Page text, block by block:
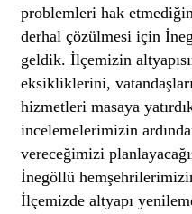
problemleri hak
derhal çözülmesi için
geldik. İlçemizin
eksikliklerini,
hizmetleri masaya
incelemelerimizin
vereceğimizi
İnegöllü
İlçemizde altyapı